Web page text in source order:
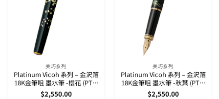
美巧系列
Platinum Vicoh 系列 – 金沢箔
18K金筆咀 墨水筆 -櫻花 (PTL-
20000H)
$2,550.00
美巧系列
Platinum Vicoh 系列 – 金沢箔
18K金筆咀 墨水筆 -秋葉 (PTL-
20000H)
$2,550.00